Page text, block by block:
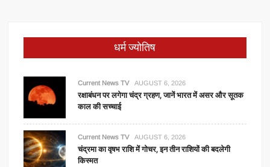
धर्म ज्योतिष
Current News TV AUGUST 6, 2026
रक्षाबंधन पर लगेगा चंद्र ग्रहण, जानें भारत में असर और सूतक
काल की सच्चाई
Current News TV AUGUST 6, 2026
चंद्रमा का वृषभ राशि में गोचर, इन तीन राशियों की बदलेगी
किस्मत